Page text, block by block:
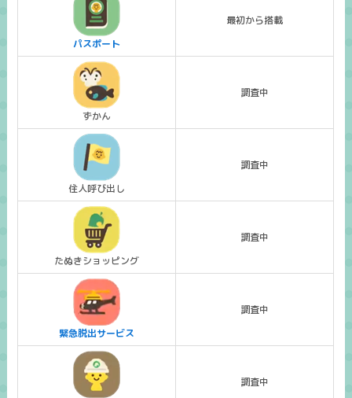
パスポート
最初から搭載
ずかん
調査中
住人呼び出し
調査中
たぬきショッピング
調査中
緊急脱出サービス
調査中
調査中